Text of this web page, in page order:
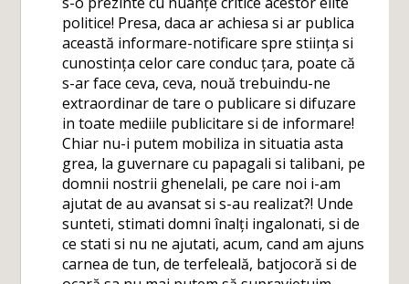
politice! Presa, daca ar achiesa si ar publica
această informare-notificare spre stiința si
cunostința celor care conduc țara, poate că
s-ar face ceva, ceva, nouă trebuindu-ne
extraordinar de tare o publicare si difuzare
in toate mediile publicitare si de informare!
Chiar nu-i putem mobiliza in situatia asta
grea, la guvernare cu papagali si talibani, pe
domnii nostrii ghenelali, pe care noi i-am
ajutat de au avansat si s-au realizat?! Unde
sunteti, stimati domni înalți ingalonati, si de
ce stati si nu ne ajutati, acum, cand am ajuns
carnea de tun, de terfeleală, batjocoră si de